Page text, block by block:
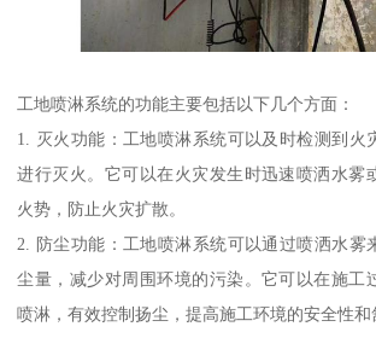
工地喷淋系统的功能主要包括以下几个方面：
1. 灭火功能：工地喷淋系统可以及时检测到火
进行灭火。它可以在火灾发生时迅速喷洒水雾
火势，防止火灾扩散。
2. 防尘功能：工地喷淋系统可以通过喷洒水雾
尘量，减少对周围环境的污染。它可以在施工
喷淋，有效控制扬尘，提高施工环境的安全性和